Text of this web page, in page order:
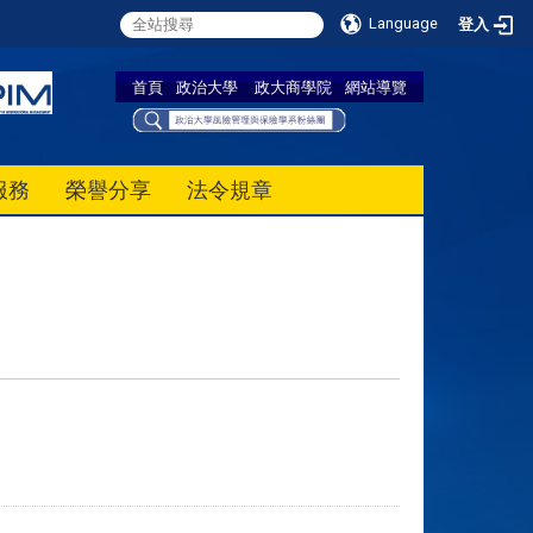
Language 登入
首頁 政治大學 政大商學院 網站導覽
務 榮譽分享 法令規章